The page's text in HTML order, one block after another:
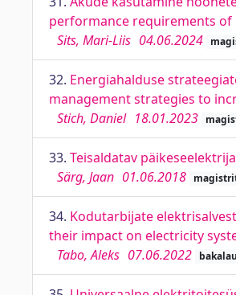
performance requirements of
Sits, Mari-Liis 04.06.2024
32. Energiahalduse
management strategies to
Stich, Daniel 18.01.2023
33. Teisaldatav
Särg, Jaan 01.06.2018
34. Kodutarbijate
their impact on electricity
Tabo, Aleks 07.06.2022